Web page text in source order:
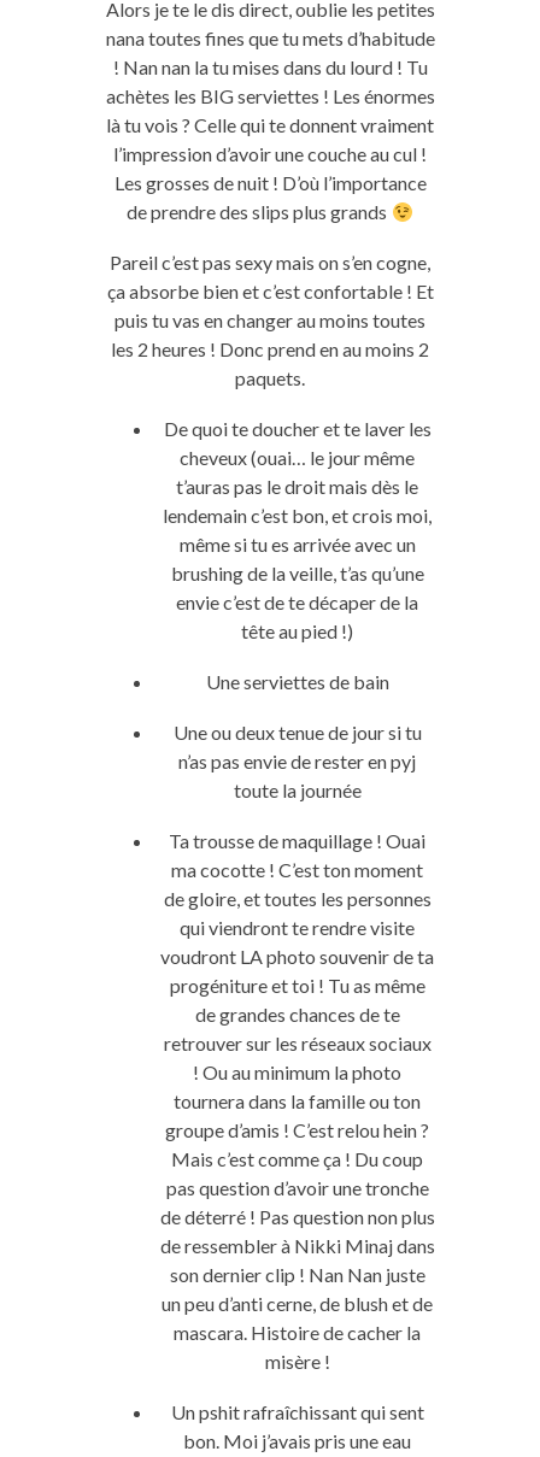
Alors je te le dis direct, oublie les petites
nana toutes fines que tu mets d’habitude
! Nan nan la tu mises dans du lourd ! Tu
achètes les BIG serviettes ! Les énormes
là tu vois ? Celle qui te donnent vraiment
l’impression d’avoir une couche au cul !
Les grosses de nuit ! D’où l’importance
de prendre des slips plus grands
Pareil c’est pas sexy mais on s’en cogne,
ça absorbe bien et c’est confortable ! Et
puis tu vas en changer au moins toutes
les 2 heures ! Donc prend en au moins 2
paquets.
De quoi te doucher et te laver les
cheveux (ouai… le jour même
t’auras pas le droit mais dès le
lendemain c’est bon, et crois moi,
même si tu es arrivée avec un
brushing de la veille, t’as qu’une
envie c’est de te décaper de la
tête au pied !)
Une serviettes de bain
Une ou deux tenue de jour si tu
n’as pas envie de rester en pyj
toute la journée
Ta trousse de maquillage ! Ouai
ma cocotte ! C’est ton moment
de gloire, et toutes les personnes
qui viendront te rendre visite
voudront LA photo souvenir de ta
progéniture et toi ! Tu as même
de grandes chances de te
retrouver sur les réseaux sociaux
! Ou au minimum la photo
tournera dans la famille ou ton
groupe d’amis ! C’est relou hein ?
Mais c’est comme ça ! Du coup
pas question d’avoir une tronche
de déterré ! Pas question non plus
de ressembler à Nikki Minaj dans
son dernier clip ! Nan Nan juste
un peu d’anti cerne, de blush et de
mascara. Histoire de cacher la
misère !
Un pshit rafraîchissant qui sent
bon. Moi j’avais pris une eau